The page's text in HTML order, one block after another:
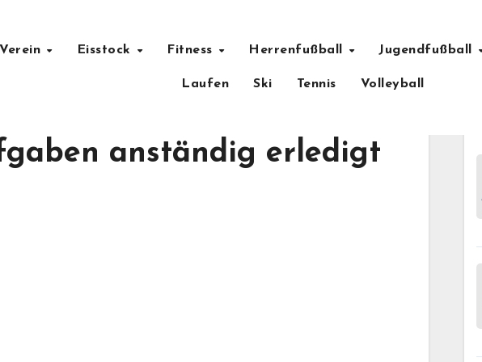
Verein Eisstock Fitness Herrenfußball Jugendfußball
Laufen Ski Tennis Volleyball
erledigt
anständig erledigt